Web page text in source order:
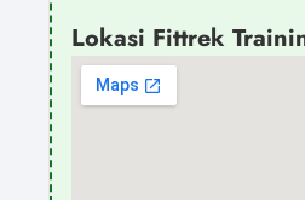
Lokasi Fittrek